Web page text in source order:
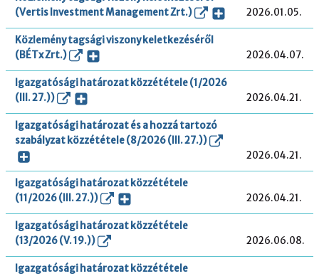
(Vertis Investment Management Zrt.)
2026.01.05.
Közlemény tagsági viszony keletkezéséről
(BÉTx Zrt.)
2026.04.07.
Igazgatósági határozat közzététele (1/2026
(III. 27.))
2026.04.21.
Igazgatósági határozat és a hozzá tartozó
szabályzat közzététele (8/2026 (III. 27.))
2026.04.21.
Igazgatósági határozat közzététele
(11/2026 (III. 27.))
2026.04.21.
Igazgatósági határozat közzététele
(13/2026 (V. 19.))
2026.06.08.
Igazgatósági határozat közzététele